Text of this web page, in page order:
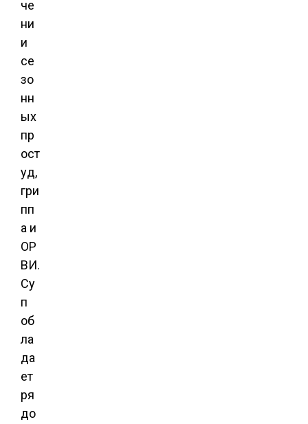
че
ни
и
се
зо
нн
ых
пр
ост
уд,
гри
пп
а и
ОР
ВИ.
Су
п
об
ла
да
ет
ря
до